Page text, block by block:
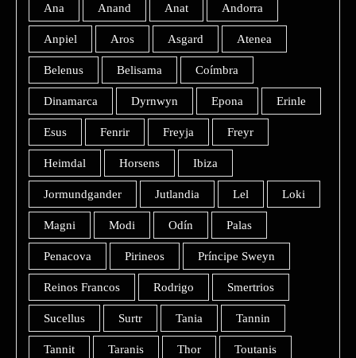
Ana Anand Anat Andorra
Anpiel Aros Asgard Atenea
Belenus Belisama Coímbra
Dinamarca Dyrnwyn Epona Erinle
Esus Fenrir Freyja Freyr
Heimdal Horsens Ibiza
Jormundgander Jutlandia Lel Loki
Magni Modi Odín Palas
Penacova Pirineos Príncipe Sweyn
Reinos Francos Rodrigo Smertrios
Sucellus Surtr Tania Tannin
Tannit Taranis Thor Toutanis